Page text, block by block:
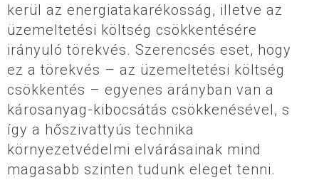
kerül az energiatakarékosság, illetve az
üzemeltetési költség csökkentésére
irányuló törekvés. Szerencsés eset, hogy
ez a törekvés – az üzemeltetési költség
csökkentés – egyenes arányban van a
károsanyag-kibocsátás csökkenésével, s
így a hőszivattyús technika
környezetvédelmi elvárásainak mind
magasabb szinten tudunk eleget tenni.